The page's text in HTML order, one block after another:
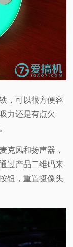
，可以很方便容
力还是有点欠
克风和扬声器，
过产品二维码来
钮，重置摄像头